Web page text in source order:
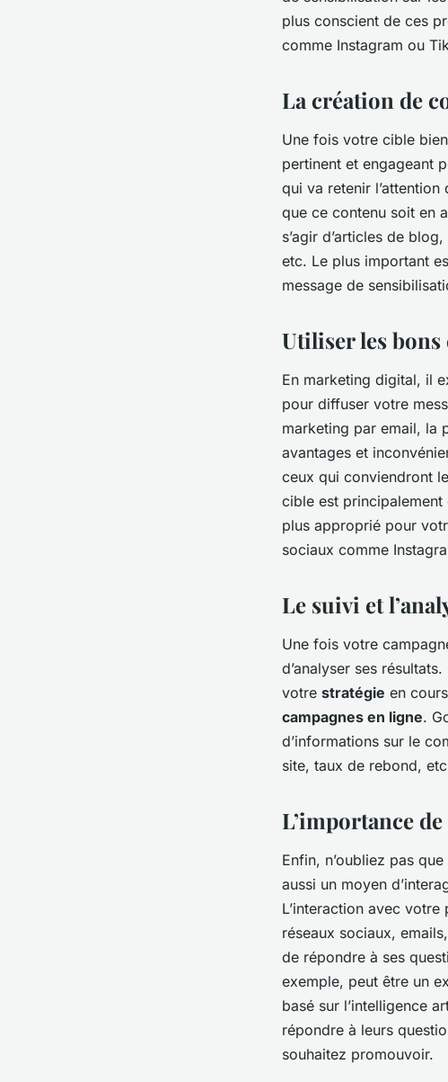
plus conscient de ces
comme Instagram ou
La création de
Une fois votre cible
pertinent et engageant
qui va retenir
que ce contenu soit en
s’agir d’articles de
etc. Le plus important
message de
Utiliser les
En marketing digital, il
pour diffuser votre
marketing par email, la
avantages et
ceux qui conviendront
cible est
plus approprié pour
sociaux comme
Le suivi et
Une fois votre
d’analyser ses
votre stratégie en
campagnes en ligne.
d’informations sur le
site, taux de rebond,
L’importance
Enfin, n’oubliez pas
aussi un moyen
L’interaction avec
réseaux sociaux,
de répondre à ses
exemple, peut être un
basé sur l’intelligence
répondre à leurs
souhaitez promouvoir.